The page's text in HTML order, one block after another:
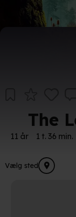
The
11 år 1 t. 36 min.
Vælg sted